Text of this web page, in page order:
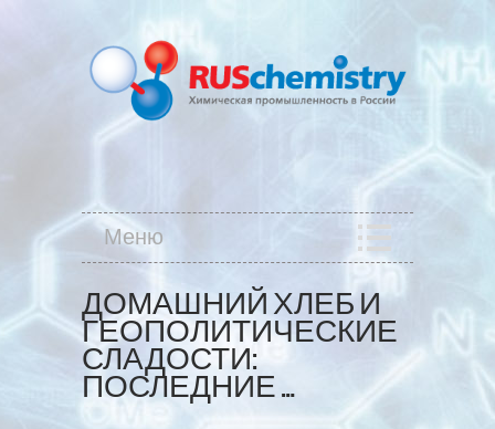
Меню
ДОМАШНИЙ ХЛЕБ И
ГЕОПОЛИТИЧЕСКИЕ
СЛАДОСТИ:
ПОСЛЕДНИЕ …